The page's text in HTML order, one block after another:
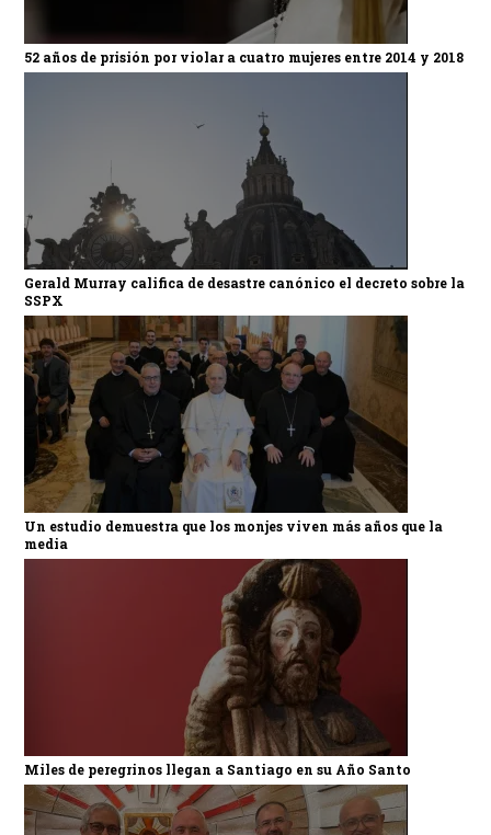
52 años de prisión por violar a cuatro mujeres entre 2014 y 2018
Gerald Murray califica de desastre canónico el decreto sobre la
SSPX
Un estudio demuestra que los monjes viven más años que la
media
Miles de peregrinos llegan a Santiago en su Año Santo